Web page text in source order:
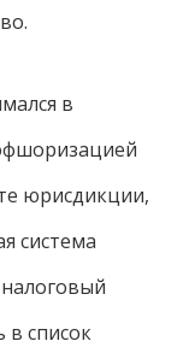
в
юрисдикции,
система
в список